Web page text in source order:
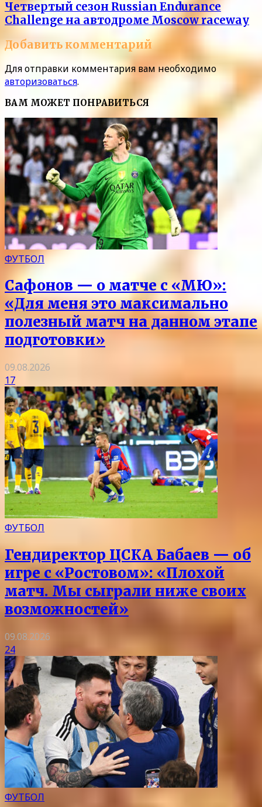
Четвертый сезон Russian Endurance
Challenge на автодроме Moscow raceway
Добавить комментарий
Для отправки комментария вам необходимо
авторизоваться.
ВАМ МОЖЕТ ПОНРАВИТЬСЯ
ФУТБОЛ
Сафонов — о матче с «МЮ»:
«Для меня это максимально
полезный матч на данном этапе
подготовки»
09.08.2026
17
ФУТБОЛ
Гендиректор ЦСКА Бабаев — об
игре с «Ростовом»: «Плохой
матч. Мы сыграли ниже своих
возможностей»
09.08.2026
24
ФУТБОЛ